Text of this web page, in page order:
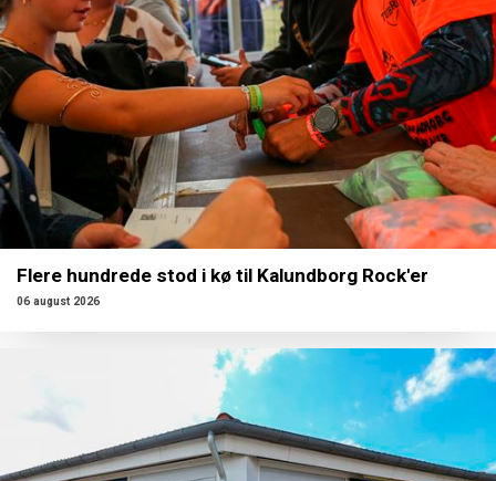
Flere hundrede stod i kø til Kalundborg Rock'er
06 august 2026